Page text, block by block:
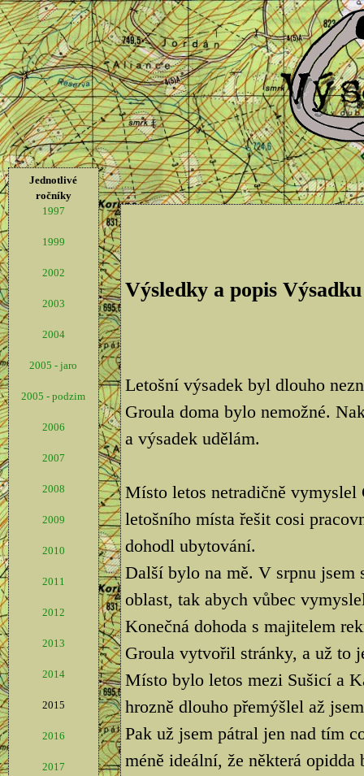
Jednotlivé
ročníky
1997
1999
2002
2003
2004
2005 - jaro
2005 - podzim
2006
2007
2008
2009
2010
2011
2012
2013
2014
2015
2016
2017
Výsledky a popis Výsadku
Letošní výsadek byl dlouho
Groula doma bylo nemožné.
a výsadek udělám.
Místo letos netradičně
letošního místa řešit cosi
dohodl ubytování.
Další bylo na mě. V srpnu jsem
oblast, tak abych vůbec
Konečná dohoda s majitelem
Groula vytvořil stránky, a už to
Místo bylo letos mezi Sušicí a
hrozně dlouho přemýšlel až
Pak už jsem pátral jen nad tím
méně ideální, že některá